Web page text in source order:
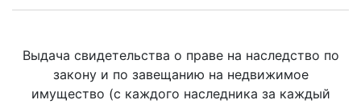
Выдача свидетельства о праве на наследство по
закону и по завещанию на недвижимое
имущество (с каждого наследника за каждый